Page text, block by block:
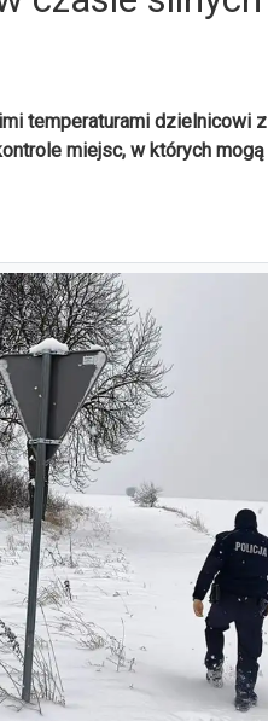
temperaturami dzielnicowi
miejsc, w których